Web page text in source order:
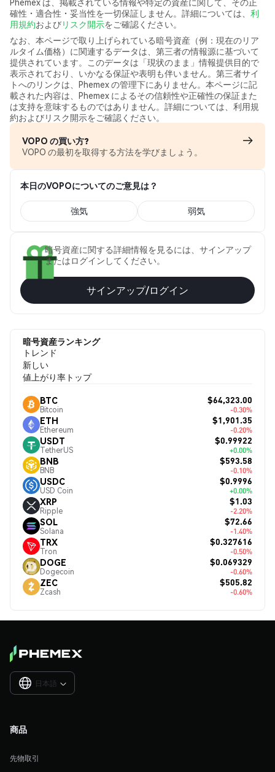
確性・適合性・妥当性を一切保証しません。詳細については、 利
用規約およびリスク開示をご確認ください。
なお、本ページで取り上げられている暗号資産（例：現在のリア
ルタイム価格）に関連するデータは、第三者の情報源に基づいて
提供されています。このデータは「現状のまま」情報提供目的で
表示されており、いかなる保証や表明も伴いません。第三者サイ
トへのリンクは、Phemex の管理下にありません。本ページに記
載された内容は、Phemex によるその信頼性や正確性の保証また
は支持を意味するものではありません。詳細については、利用規
約およびリスク開示をご確認ください。
VOPO の買い方?
VOPO の最初を取得する方法を学びましょう。
本日のVOPOについてのご意見は？
強気 弱気
暗号資産に関する詳細情報を見るには、サインアップ
またはログインしてください。
サインアップ/ログイン
暗号資産ランキング
トレンド
新しい
値上がり率トップ
BTC
Bitcoin
$64,323.00
-0.30%
ETH
Ethereum
$1,901.35
-0.20%
USDT
TetherUS
$0.99922
+0.00%
BNB
BNB
$593.58
-0.10%
USDC
USD Coin
$0.9996
+0.00%
XRP
Ripple
$1.03
-2.20%
SOL
Solana
$72.66
-1.40%
TRX
Tron
$0.327616
-0.50%
DOGE
Dogecoin
$0.069329
-0.60%
ZEC
Zcash
$505.82
-0.60%
日本語 
商品
先物取引